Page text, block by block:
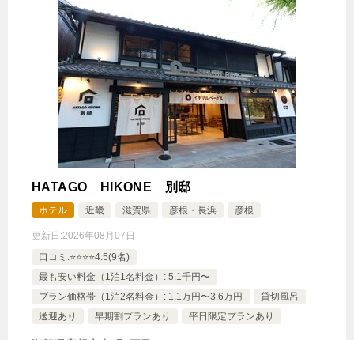
HATAGO HIKONE 別邸
ホテル 近畿 滋賀県 彦根・長浜 彦根
更新日:2026年08月07日
口コミ:⭐️⭐️⭐️⭐️4.5(9名)
最も安い料金（1泊1名料金）: 5.1千円〜
プラン価格帯（1泊2名料金）: 1.1万円〜3.6万円
貸切風呂
送迎あり
早期割プランあり 平日限定プランあり